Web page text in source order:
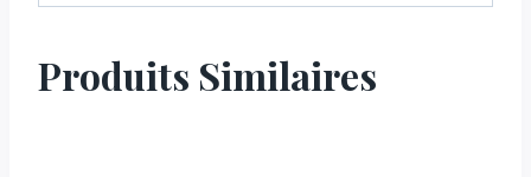
Produits Similaires